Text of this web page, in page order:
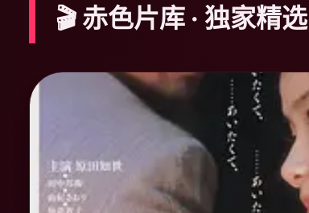
🎬 赤色片库 · 独家精选